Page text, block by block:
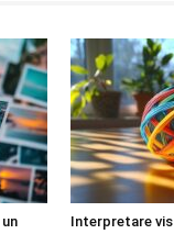
Interpretare